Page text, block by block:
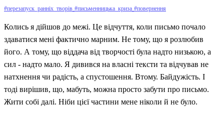
#перезапуск_ранніх_творів #письменницька_криза #повернення
Колись я дійшов до межі. Це відчуття, коли письмо почало
здаватися мені фактично марним. Не тому, що я розлюбив
його. А тому, що віддача від творчості була надто низькою, а
сил - надто мало. Я дивився на власні тексти та відчував не
натхнення чи радість, а спустошення. Втому. Байдужість. І
тоді вирішив, що, мабуть, можна просто забути про письмо.
Жити собі далі. Ніби цієї частини мене ніколи й не було.